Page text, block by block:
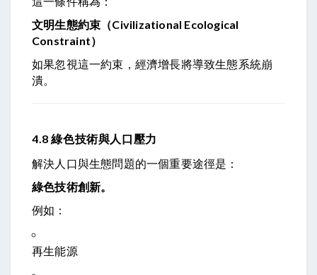
文明生態約束（Civilizational Ecological
Constraint）
如果忽視這一約束，經濟增長將導致生態系統崩
潰。
4.8 綠色技術與人口壓力
解決人口與生態問題的一個重要途徑是：
綠色技術創新。
例如：
再生能源